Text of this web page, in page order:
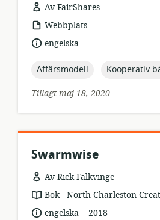
Av FairShares
resursformat:
Webbplats
språk:engelska
topic:
Affärsmodell topic:
Kooperativ
Tillagt maj 18, 2020
Swarmwise
Av Rick Falkvinge
resursformat:
Bok .
utgivare:
North Charleston
språk:engelska .
publiceringsdatum:
2018